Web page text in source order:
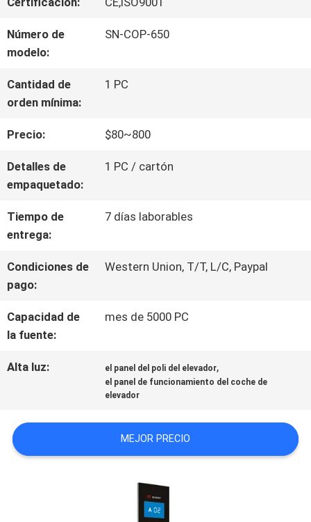
LA
FÁBRICA
CONTROL
DE
CALIDAD
ÉNTRENOS
EN
CONTACTO
CON
NOTICIAS
CASOS
Número de
modelo:
SN-COP-650
Cantidad de
orden mínima:
1 PC
Precio: $80~800
Detalles de
empaquetado:
1 PC / cartón
Tiempo de
entrega:
7 días laborables
Condiciones de
pago:
Western Union, T/T, L/C, Paypal
Capacidad de
la fuente:
mes de 5000 PC
Alta luz: el panel del poli del elevador,
el panel de funcionamiento del coche de
elevador
MEJOR PRECIO